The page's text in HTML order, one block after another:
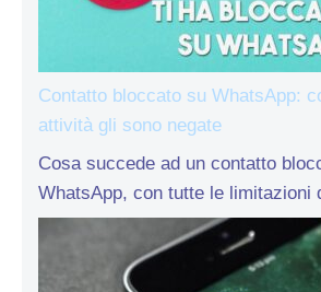
Contatto bloccato su WhatsApp:
attività gli sono negate
Cosa succede ad un contatto
WhatsApp, con tutte le limitazioni